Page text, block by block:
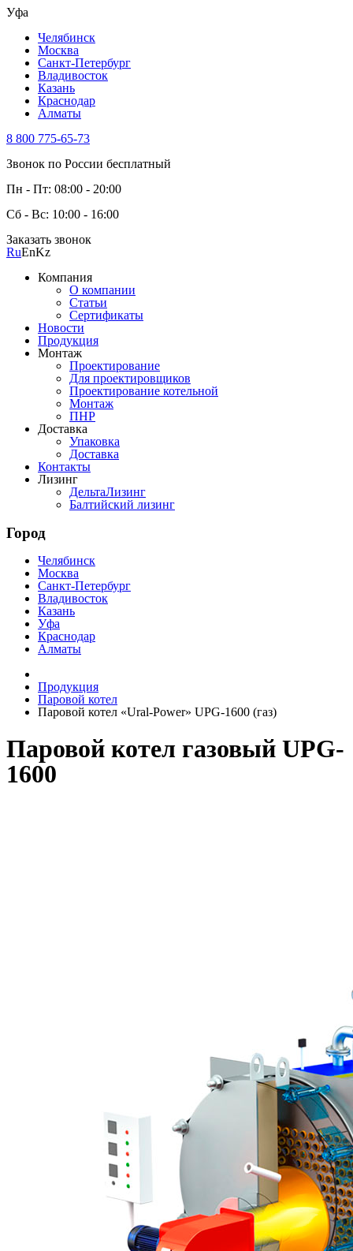
Уфа
Челябинск
Москва
Санкт-Петербург
Владивосток
Казань
Краснодар
Алматы
8 800 775-65-73
Звонок по России бесплатный
Пн - Пт: 08:00 - 20:00
Сб - Вс: 10:00 - 16:00
Заказать звонок
RuEnKz
Компания
О компании
Статьи
Сертификаты
Новости
Продукция
Монтаж
Проектирование
Для проектировщиков
Проектирование котельной
Монтаж
ПНР
Доставка
Упаковка
Доставка
Контакты
Лизинг
ДельтаЛизинг
Балтийский лизинг
Город
Челябинск
Москва
Санкт-Петербург
Владивосток
Казань
Уфа
Краснодар
Алматы
Продукция
Паровой котел
Паровой котел «Ural-Power» UPG-1600 (газ)
Паровой котел газовый UPG-
1600